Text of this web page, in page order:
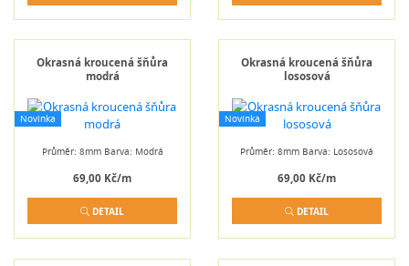
Okrasná kroucená šňůra
modrá
Novinka
Průměr: 8mm Barva: Modrá
69,00 Kč/m
DETAIL
Okrasná kroucená šňůra
lososová
Novinka
Průměr: 8mm Barva: Lososová
69,00 Kč/m
DETAIL